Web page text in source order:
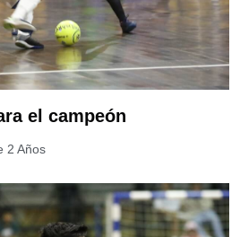
el campeón
2 Años